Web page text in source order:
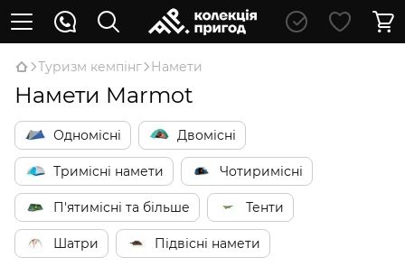
Туризм кемпінг Намети
Намети Marmot
Одномісні Двомісні
Тримісні намети Чотиримісні
П'ятимісні та більше Тенти
Шатри Підвісні намети